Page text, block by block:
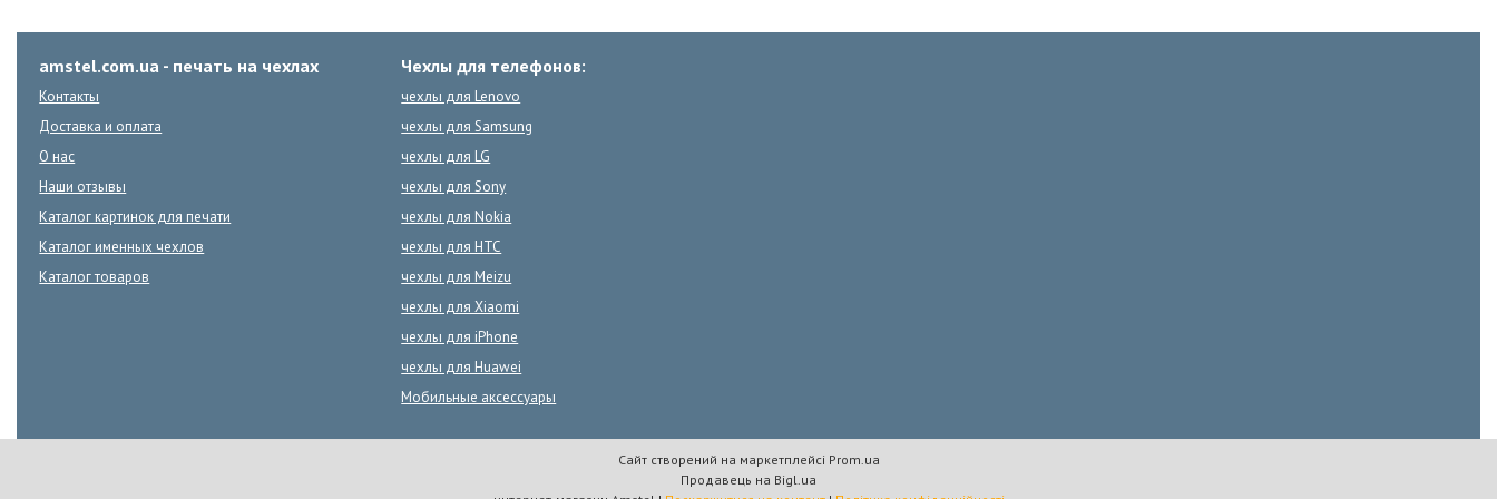
amstel.com.ua - печать на чехлах
Контакты
Доставка и оплата
О нас
Наши отзывы
Каталог картинок для печати
Каталог именных чехлов
Каталог товаров
Чехлы для телефонов:
чехлы для Lenovo
чехлы для Samsung
чехлы для LG
чехлы для Sony
чехлы для Nokia
чехлы для HTC
чехлы для Meizu
чехлы для Xiaomi
чехлы для iPhone
чехлы для Huawei
Мобильные аксессуары
Сайт створений на маркетплейсі Prom.ua
Продавець на Bigl.ua